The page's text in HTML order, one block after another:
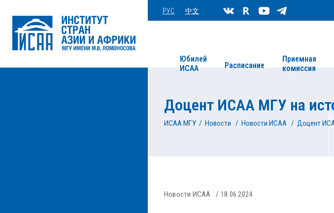
РУС 中文
Юбилей
ИСАА
Расписание
Приемная
комиссия
Доцент ИСАА МГУ на
ИСАА МГУ / Новости / Новости ИСАА / Доцент
Новости ИСАА 18.06.2024